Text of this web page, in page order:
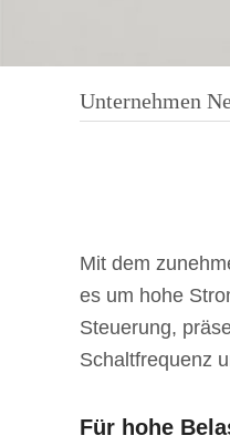
Unternehmen
Mit dem
es um hohe
Steuerung,
Schaltfrequenz
Für hohe